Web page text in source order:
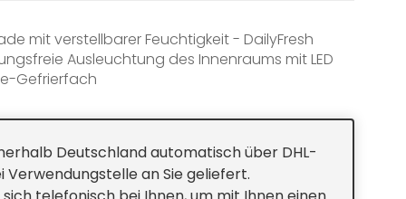
mit verstellbarer Feuchtigkeit - DailyFresh
Ausleuchtung des Innenraums mit LED
Gefrierfach
Deutschland automatisch über DHL-
Verwendungstelle an Sie geliefert.